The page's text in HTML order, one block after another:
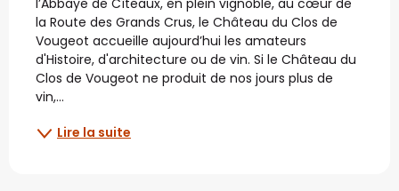
la Route des Grands Crus, le Château du Clos de
Vougeot accueille aujourd’hui les amateurs
d'Histoire, d'architecture ou de vin. Si le Château du
Clos de Vougeot ne produit de nos jours plus de
vin,...
Lire la suite